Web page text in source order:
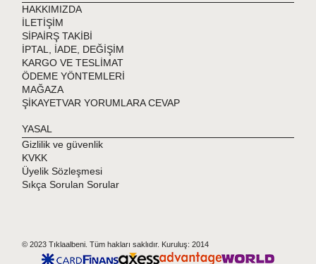
HAKKIMIZDA
İLETİŞİM
SİPAİRŞ TAKİBİ
İPTAL, İADE, DEĞİŞİM
KARGO VE TESLİMAT
ÖDEME YÖNTEMLERİ
MAĞAZA
ŞİKAYETVAR YORUMLARA CEVAP
YASAL
Gizlilik ve güvenlik
KVKK
Üyelik Sözleşmesi
Sıkça Sorulan Sorular
© 2023 Tıklaalbeni. Tüm hakları saklıdır. Kuruluş: 2014